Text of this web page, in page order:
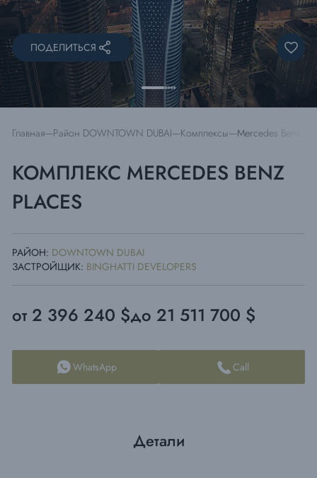
Главная Район DOWNTOWN DUBAI Комплексы Mercedes Benz
ПОДЕЛИТЬСЯ
КОМПЛЕКС MERCEDES BENZ
PLACES
РАЙОН: DOWNTOWN DUBAI
ЗАСТРОЙЩИК: BINGHATTI DEVELOPERS
от 2 396 240 $до 21 511 700 $
WhatsApp Call
Детали